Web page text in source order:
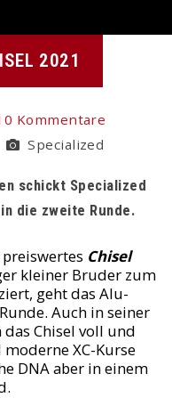
2021
Kommentare
Specialized
schickt Specialized
die zweite Runde.
Chisel
kleiner Bruder zum
geht das Alu-
Auch in seiner
Chisel voll und
XC-Kurse
DNA aber in einem